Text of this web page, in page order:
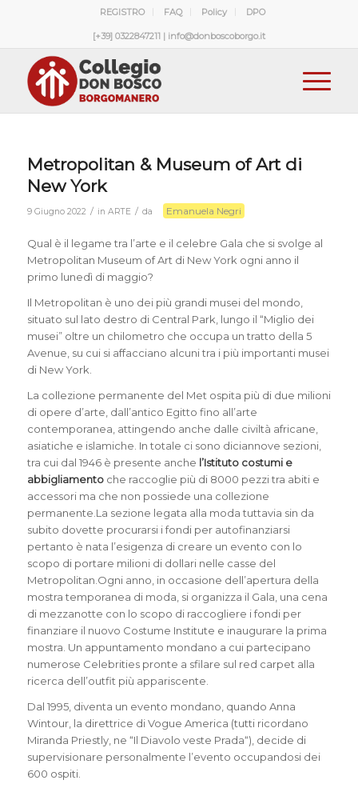
REGISTRO FAQ Policy DPO
[+39] 0322847211 | info@donboscoborgo.it
Metropolitan & Museum of Art di
New York
9 Giugno 2022 / in ARTE / da Emanuela Negri
Qual è il legame tra l’arte e il celebre Gala che si svolge al
Metropolitan Museum of Art di New York ogni anno il
primo lunedì di maggio?
Il Metropolitan è uno dei più grandi musei del mondo,
situato sul lato destro di Central Park, lungo il “Miglio dei
musei” oltre un chilometro che occupa un tratto della 5
Avenue, su cui si affacciano alcuni tra i più importanti musei
di New York.
La collezione permanente del Met ospita più di due milioni
di opere d’arte, dall’antico Egitto fino all’arte
contemporanea, attingendo anche dalle civiltà africane,
asiatiche e islamiche. In totale ci sono diciannove sezioni,
tra cui dal 1946 è presente anche l’Istituto costumi e
abbigliamentoche raccoglie più di 8000 pezzi tra abiti e
accessori ma che non possiede una collezione
permanente.La sezione legata alla moda tuttavia sin da
subito dovette procurarsi i fondi per autofinanziarsi
pertanto è nata l’esigenza di creare un evento con lo
scopo di portare milioni di dollari nelle casse del
Metropolitan.Ogni anno, in occasione dell’apertura della
mostra temporanea di moda, si organizza il Gala, una cena
di mezzanotte con lo scopo di raccogliere i fondi per
finanziare il nuovo Costume Institute e inaugurare la prima
mostra. Un appuntamento mondano a cui partecipano
numerose Celebrities pronte a sfilare sul red carpet alla
ricerca dell’outfit più appariscente.
Dal 1995, diventa un evento mondano, quando Anna
Wintour, la direttrice di Vogue America (tutti ricordano
Miranda Priestly, ne “Il Diavolo veste Prada“), decide di
supervisionare personalmente l’evento occupandosi dei
600 ospiti.